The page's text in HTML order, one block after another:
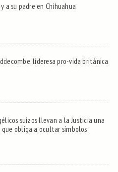
a su padre en Chihuahua
lideresa pro-vida británica
suizos llevan a la Justicia una
que obliga a ocultar símbolos